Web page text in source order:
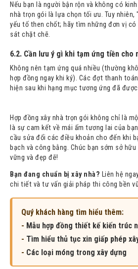
Nếu bạn là người bận rộn và không có
nhà trọn gói là lựa chọn tối ưu. Tuy
yếu tố then chốt; hãy tìm những đơn vị có
sát chặt chẽ.
6.2. Cần lưu ý gì khi tạm ứng tiền cho
Không nên tạm ứng quá nhiều (thường
hợp đồng ngay khi ký). Các đợt thanh
hiện sau khi hạng mục tương ứng đã
Hợp đồng xây nhà trọn gói không chỉ là
là sự cam kết về mái ấm tương lai của
cầu sửa đổi các điều khoản cho đến khi
bạch và công bằng. Chúc bạn sớm sở
vững và đẹp đẽ!
Bạn đang chuẩn bị xây nhà? Liên hệ
chi tiết và tư vấn giải pháp thi công bền
Quý khách hàng tìm hiểu thêm:
- Mẫu hợp đồng thiết kế kiến trúc
- Tìm hiểu thủ tục xin giấp phép
- Các loại móng trong xây dựng